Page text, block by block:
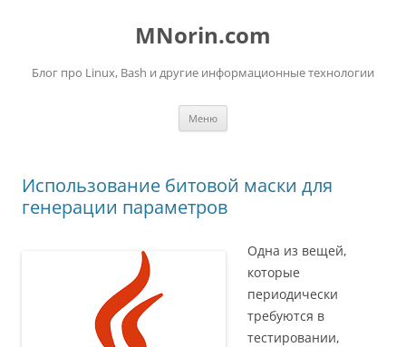
MNorin.com
Блог про Linux, Bash и другие информационные технологии
Меню
Использование битовой маски для
генерации параметров
Одна из вещей,
которые
периодически
требуются в
тестировании,